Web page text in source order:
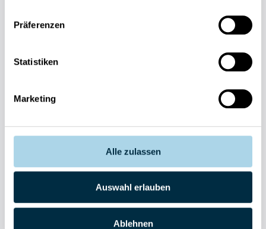
Präferenzen
Statistiken
Marketing
Alle zulassen
Auswahl erlauben
Ablehnen
Anlage
Sterne